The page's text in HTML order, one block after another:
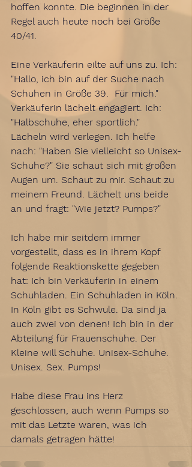
hoffen konnte. Die beginnen in der
Regel auch heute noch bei Größe
40/41.
Eine Verkäuferin eilte auf uns zu. Ich:
"Hallo, ich bin auf der Suche nach
Schuhen in Größe 39.  Für mich."
Verkäuferin lächelt engagiert. Ich:
"Halbschuhe, eher sportlich."
Lächeln wird verlegen. Ich helfe
nach: "Haben Sie vielleicht so Unisex-
Schuhe?" Sie schaut sich mit großen
Augen um. Schaut zu mir. Schaut zu
meinem Freund. Lächelt uns beide
an und fragt: "Wie jetzt? Pumps?"
Ich habe mir seitdem immer
vorgestellt, dass es in ihrem Kopf
folgende Reaktionskette gegeben
hat: Ich bin Verkäuferin in einem
Schuhladen. Ein Schuhladen in Köln.
In Köln gibt es Schwule. Da sind ja
auch zwei von denen! Ich bin in der
Abteilung für Frauenschuhe. Der
Kleine will Schuhe. Unisex-Schuhe.
Unisex. Sex. Pumps!
Habe diese Frau ins Herz
geschlossen, auch wenn Pumps so
mit das Letzte waren, was ich
damals getragen hätte!